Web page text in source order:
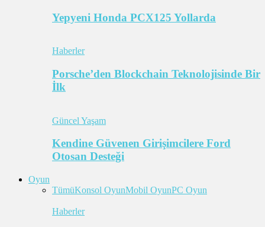
Yepyeni Honda PCX125 Yollarda
Haberler
Porsche’den Blockchain Teknolojisinde Bir
İlk
Güncel Yaşam
Kendine Güvenen Girişimcilere Ford
Otosan Desteği
Oyun
TümüKonsol OyunMobil OyunPC Oyun
Haberler